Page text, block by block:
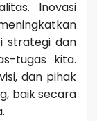
Inovasi
strategi dan
tugas kita.
dan pihak
baik secara